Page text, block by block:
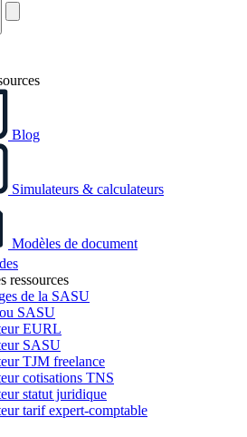
Blog
Simulateurs & calculateurs
Modèles de document
ressources
de la SASU
SASU
EURL
SASU
TJM freelance
cotisations TNS
statut juridique
tarif expert-comptable